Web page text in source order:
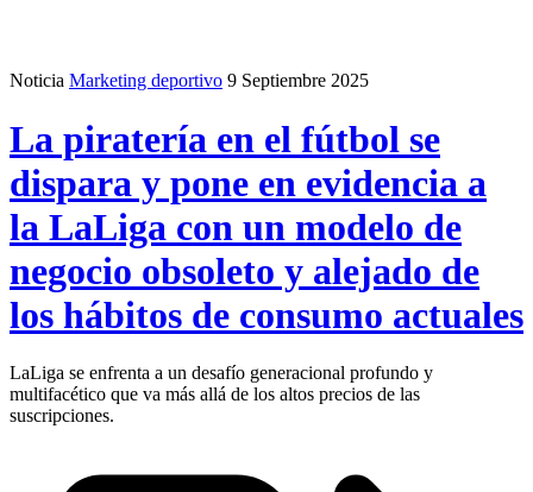
Noticia Marketing deportivo 9 Septiembre 2025
La piratería en el fútbol se
dispara y pone en evidencia a
la LaLiga con un modelo de
negocio obsoleto y alejado de
los hábitos de consumo actuales
LaLiga se enfrenta a un desafío generacional profundo y
multifacético que va más allá de los altos precios de las
suscripciones.